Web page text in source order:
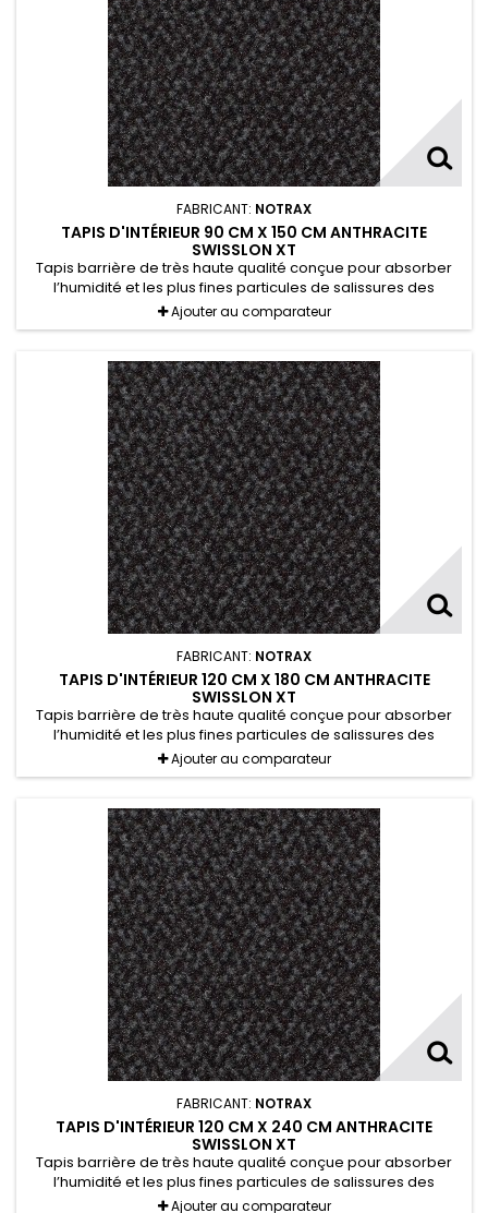
FABRICANT: NOTRAX
TAPIS D'INTÉRIEUR 90 CM X 150 CM ANTHRACITE
SWISSLON XT
Tapis barrière de très haute qualité conçue pour absorber
l’humidité et les plus fines particules de salissures des
chaussures.
Ajouter au comparateur
FABRICANT: NOTRAX
TAPIS D'INTÉRIEUR 120 CM X 180 CM ANTHRACITE
SWISSLON XT
Tapis barrière de très haute qualité conçue pour absorber
l’humidité et les plus fines particules de salissures des
chaussures.
Ajouter au comparateur
FABRICANT: NOTRAX
TAPIS D'INTÉRIEUR 120 CM X 240 CM ANTHRACITE
SWISSLON XT
Tapis barrière de très haute qualité conçue pour absorber
l’humidité et les plus fines particules de salissures des
chaussures.
Ajouter au comparateur